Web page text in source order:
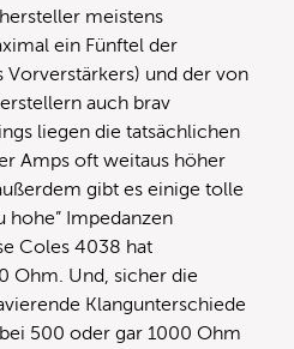
meistens
ein Fünftel der
Vorverstärkers) und der von
auch brav
liegen die tatsächlichen
Amps oft weitaus höher
gibt es einige tolle
hohe” Impedanzen
Coles 4038 hat
Ohm. Und, sicher die
Klangunterschiede
500 oder gar 1000 Ohm